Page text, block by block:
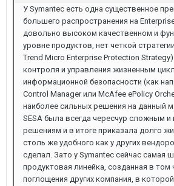
У Symantec есть одна существенное
большего распространения на
довольно высоком качественном и
уровне продуктов, нет четкой
Trend Micro Enterprise Protection
контроля и управления жизненным
информационной безопасности (как
Control Manager или McAfee ePolicy
наиболее сильных решения на данный
SESA была всегда чересчур сложным
решениям и в итоге приказала долго
столь же удобного как у других
сделал. Зато у Symantec сейчас самая
продуктовая линейка, созданная в том
поглощения других компания, в